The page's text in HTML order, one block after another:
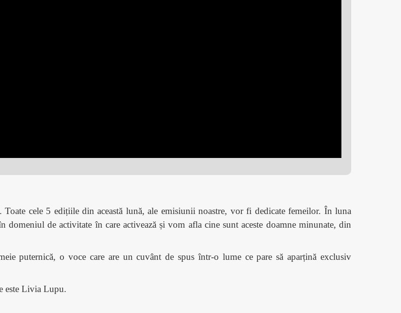
Toate cele 5 edițiile din această lună, ale emisiunii noastre, vor fi dedicate femeilor. În luna
domeniul de activitate în care activează și vom afla cine sunt aceste doamne minunate, din
puternică, o voce care are un cuvânt de spus într-o lume ce pare să aparțină exclusiv
este Livia Lupu.